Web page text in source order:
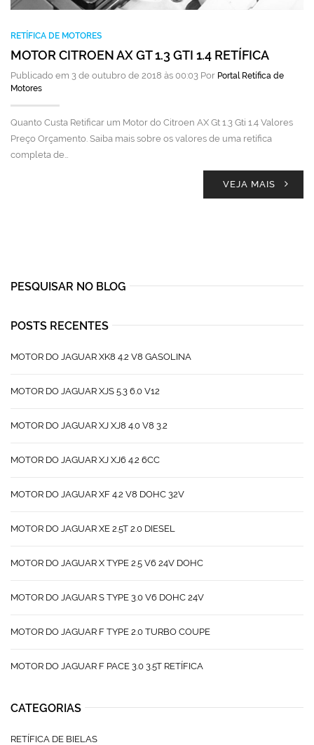
RETÍFICA DE MOTORES
MOTOR CITROEN AX GT 1.3 GTI 1.4 RETÍFICA
Publicado em 3 de outubro de 2018 às 00:03 Por Portal Retífica de
Motores
Quanto Custa Retificar um Motor do Citroen AX Gt 1.3 Gti 1.4 Valores
Preço Orçamento. Saiba mais sobre os valores de uma retífica
completa de…
VEJA MAIS
PESQUISAR NO BLOG
POSTS RECENTES
MOTOR DO JAGUAR XK8 4.2 V8 GASOLINA
MOTOR DO JAGUAR XJS 5.3 6.0 V12
MOTOR DO JAGUAR XJ XJ8 4.0 V8 3.2
MOTOR DO JAGUAR XJ XJ6 4.2 6CC
MOTOR DO JAGUAR XF 4.2 V8 DOHC 32V
MOTOR DO JAGUAR XE 2.5T 2.0 DIESEL
MOTOR DO JAGUAR X TYPE 2.5 V6 24V DOHC
MOTOR DO JAGUAR S TYPE 3.0 V6 DOHC 24V
MOTOR DO JAGUAR F TYPE 2.0 TURBO COUPE
MOTOR DO JAGUAR F PACE 3.0 3.5T RETÍFICA
CATEGORIAS
RETÍFICA DE BIELAS